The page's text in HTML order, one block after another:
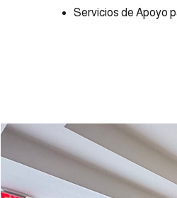
Servicios de Apoyo